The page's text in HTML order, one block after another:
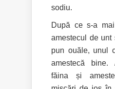
sodiu.
După ce s-a
amestecul de unt
pun ouăle, unul
amestecă bine.
făina și